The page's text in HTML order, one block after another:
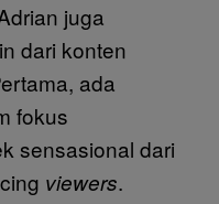
juga
dari konten
ada
fokus
sensasional dari
viewers.